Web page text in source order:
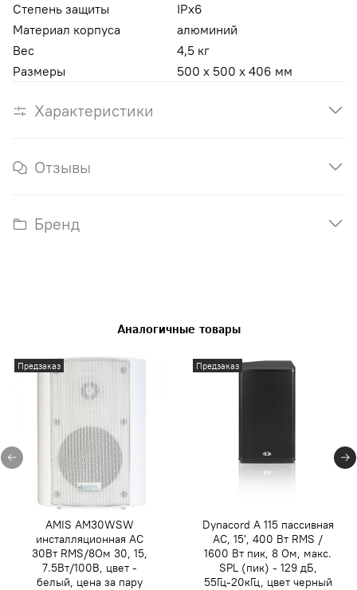
Степень защиты
IPх6
Материал корпуса
алюминий
Вес
4,5 кг
Размеры
500 x 500 x 406 мм
Характеристики
Отзывы
Бренд
Аналогичные товары
Предзаказ
AMIS AM30WSW
инсталляционная АС
30Вт RMS/8Ом 30, 15,
7.5Вт/100В, цвет -
белый, цена за пару
Предзаказ
Dynacord A 115 пассивная
АС, 15', 400 Вт RMS /
1600 Вт пик, 8 Ом, макс.
SPL (пик) - 129 дБ,
55Гц-20кГц, цвет черный